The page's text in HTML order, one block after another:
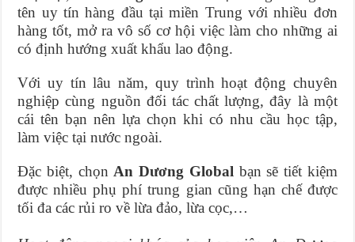
tên uy tín hàng đầu tại miền Trung với nhiều đơn
hàng tốt, mở ra vô số cơ hội việc làm cho những ai
có định hướng xuất khẩu lao động.
Với uy tín lâu năm, quy trình hoạt động chuyên
nghiệp cùng nguồn đối tác chất lượng, đây là một
cái tên bạn nên lựa chọn khi có nhu cầu học tập,
làm việc tại nước ngoài.
Đặc biệt, chọn An Dương Global bạn sẽ tiết kiệm
được nhiều phụ phí trung gian cũng hạn chế được
tối đa các rủi ro về lừa đảo, lừa cọc,…